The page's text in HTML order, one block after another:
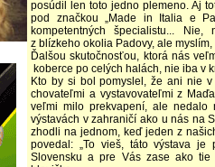
posúdil len toto jedno plemeno. Aj
pod značkou „Made in Italia e
kompetentných špecialistu...
z blízkeho okolia Padovy, ale
Ďalšou skutočnosťou, ktorá nás
koberce po celých halách, nie iba v
Kto by si bol pomyslel, že ani nie
chovateľmi a vystavovateľmi z
veľmi milo prekvapení, ale nedalo
výstavách v zahraničí ako u nás na
zhodli na jednom, keď jeden z
povedal: „To vieš, táto výstava
Slovensku a pre Vás zase ako tie